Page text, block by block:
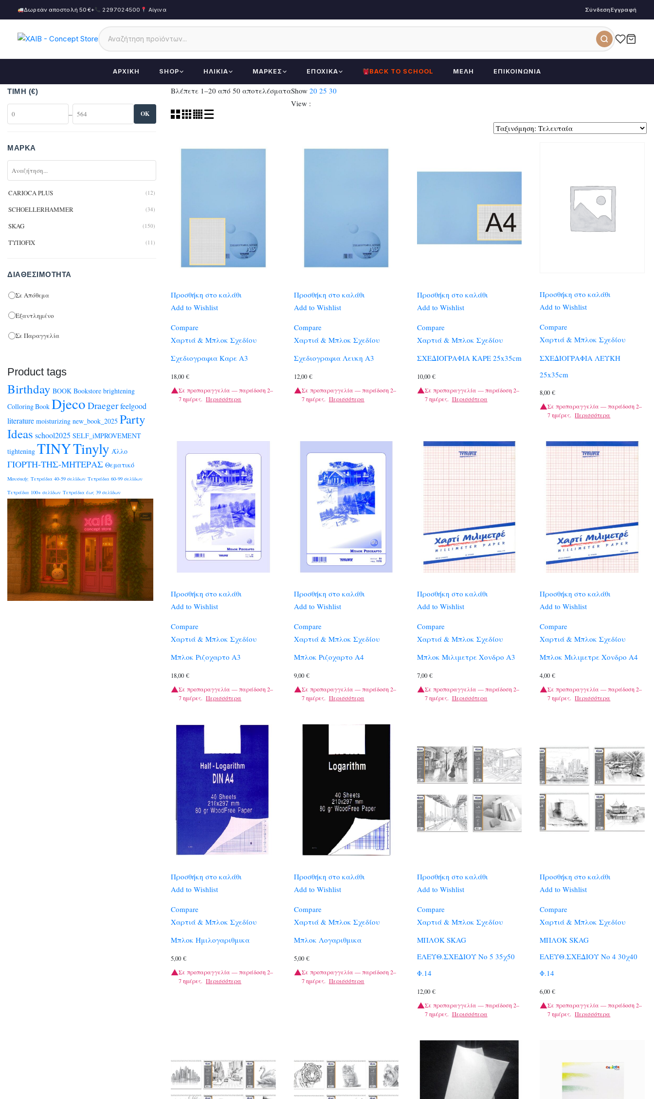
Δωρεάν αποστολή 50€+ 2297024500 Αίγινα ΣύνδεσηΕγγραφή
ΑΡΧΙΚΉ SHOP ΗΛΙΚΊΑ ΜΆΡΚΕΣ ΕΠΟΧΙΚΆ BACK TO SCHOOL ΜΈΛΗ ΕΠΙΚΟΙΝΩΝΊΑ
Βλέπετε 1–20 από 50 αποτελέσματαSorted
by
Show 20 25 30
View :
Προσθήκη στο καλάθι
Add to Wishlist
Compare
Χαρτιά & Μπλοκ Σχεδίου
Σχεδιογραφια Καρε Α3
18,00 €
Σε προπαραγγελία — παράδοση 2–
7 ημέρες. Περισσότερα
Προσθήκη στο καλάθι
Add to Wishlist
Compare
Χαρτιά & Μπλοκ Σχεδίου
Σχεδιογραφια Λευκη Α3
12,00 €
Σε προπαραγγελία — παράδοση 2–
7 ημέρες. Περισσότερα
Προσθήκη στο καλάθι
Add to Wishlist
Compare
Χαρτιά & Μπλοκ Σχεδίου
ΣΧΕΔΙΟΓΡΑΦΙΑ ΚΑΡΕ 25x35cm
10,00 €
Σε προπαραγγελία — παράδοση 2–
7 ημέρες. Περισσότερα
Προσθήκη στο καλάθι
Add to Wishlist
Compare
Χαρτιά & Μπλοκ Σχεδίου
ΣΧΕΔΙΟΓΡΑΦΙΑ ΛΕΥΚΗ
25x35cm
8,00€
Σε προπαραγγελία — παράδοση 2–
7 ημέρες. Περισσότερα
Προσθήκη στο καλάθι
Add to Wishlist
Compare
Χαρτιά & Μπλοκ Σχεδίου
Μπλοκ Ριζοχαρτο Α3
18,00 €
Σε προπαραγγελία — παράδοση 2–
7 ημέρες. Περισσότερα
Προσθήκη στο καλάθι
Add to Wishlist
Compare
Χαρτιά & Μπλοκ Σχεδίου
Μπλοκ Ριζοχαρτο Α4
9,00 €
Σε προπαραγγελία — παράδοση 2–
7 ημέρες. Περισσότερα
Προσθήκη στο καλάθι
Add to Wishlist
Compare
Χαρτιά & Μπλοκ Σχεδίου
Μπλοκ Μιλιμετρε Χονδρο Α3
7,00 €
Σε προπαραγγελία — παράδοση 2–
7 ημέρες. Περισσότερα
Προσθήκη στο καλάθι
Add to Wishlist
Compare
Χαρτιά & Μπλοκ Σχεδίου
Μπλοκ Μιλιμετρε Χονδρο Α4
4,00€
Σε προπαραγγελία — παράδοση 2–
7 ημέρες. Περισσότερα
Προσθήκη στο καλάθι
Add to Wishlist
Compare
Χαρτιά & Μπλοκ Σχεδίου
Μπλοκ Ημιλογαριθμικα
5,00 €
Σε προπαραγγελία — παράδοση 2–
7 ημέρες. Περισσότερα
Προσθήκη στο καλάθι
Add to Wishlist
Compare
Χαρτιά & Μπλοκ Σχεδίου
Μπλοκ Λογαριθμικα
5,00 €
Σε προπαραγγελία — παράδοση 2–
7 ημέρες. Περισσότερα
Προσθήκη στο καλάθι
Add to Wishlist
Compare
Χαρτιά & Μπλοκ Σχεδίου
ΜΠΛΟΚ SKAG
ΕΛΕΥΘ.ΣΧΕΔΙΟΥ Νο 5 35χ50
Φ.14
12,00 €
Σε προπαραγγελία — παράδοση 2–
7 ημέρες. Περισσότερα
Προσθήκη στο καλάθι
Add to Wishlist
Compare
Χαρτιά & Μπλοκ Σχεδίου
ΜΠΛΟΚ SKAG
ΕΛΕΥΘ.ΣΧΕΔΙΟΥ Νο 4 30χ40
Φ.14
6,00€
Σε προπαραγγελία — παράδοση 2–
7 ημέρες. Περισσότερα
ΤΙΜΉ (€)
– OK
ΜΆΡΚΑ
CARIOCA PLUS (12)
SCHOELLERHAMMER (34)
SKAG (150)
ΤΥΠΟFIX (11)
ΔΙΑΘΕΣΙΜΌΤΗΤΑ
Σε Απόθεμα
Εξαντλημένο
Σε Παραγγελία
Product tags
Birthday BOOK Bookstore brightening
Colloring Book Djeco Draegerfeelgood
literature moisturizing new_book_2025 Party
Ideas school2025 SELF_iMPROVEMENT
tightening TINYTinyly Άλλο
ΓΙΟΡΤΗ-ΤΗΣ-ΜΗΤΕΡΑΣ Θεματικό
Μουσικής Τετράδια 40-59 σελίδων Τετράδια 60-99 σελίδων
Τετράδια 100+ σελίδων Τετράδια έως 39 σελίδων